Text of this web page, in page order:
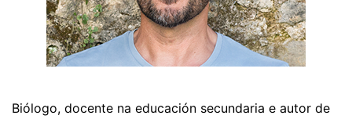
Biólogo, docente na educación secundaria e autor de